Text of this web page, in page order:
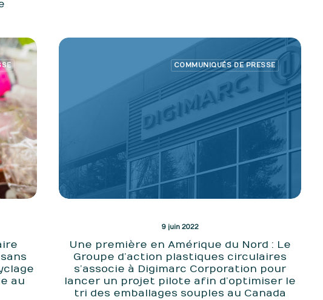
au
COMMUNIQUÉS DE PRESSE
9 juin 2022
Une première en Amérique du Nord : Le
Groupe d’action plastiques circulaires
s’associe à Digimarc Corporation pour
lancer un projet pilote afin d’optimiser le
tri des emballages souples au Canada